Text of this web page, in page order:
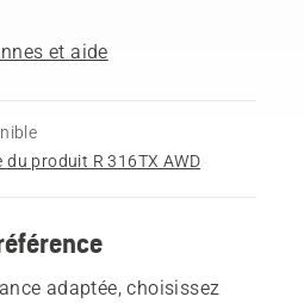
et aide
du produit R 316TX AWD
adaptée, choisissez